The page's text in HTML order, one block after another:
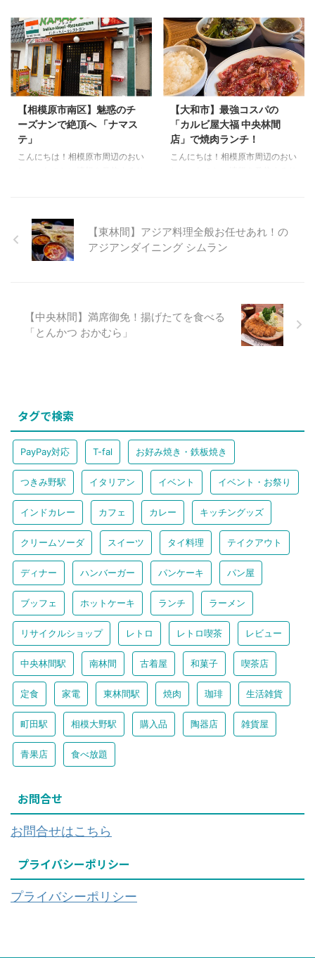
ほどの場所にあるスリランカカレ
ーのお店です。 東急田園都市・
小田急線中央林間駅から歩いて ...
ね？？ 学生さん、カップル、お
友達や会社の人と焼肉いこー！ ...
更新です！ ちょっと年末から仕
事が変わったりとバタバタしてお
りました・・・。 なんだかたく
さんブログを見ていただけている
ようで嬉しいです( ^ω^ ) お店に
はたくさん行っていて発信したい
情報ストックがたくさんあるの
で、もっと更新できるように頑張
ります♪ さて、久しぶりの投稿で
ご紹介したいお店はこちら↓↓↓
出会ってしまった最高に美味しい
タイ料理屋さんをご紹介します！
花門（Come on） 花門（Come
on）さんは、小田急線相模大野
駅から徒歩５分の場所にあるタイ
料理屋です！ 駅近の閑静な住宅
街でランチタイムとディナータイ
ムの両方を営んでらっしゃいま
す。 外観は日本の居酒屋風です
が、店内はタイ居酒屋のようなネ
【相模原市南区】魅惑のチ
ーズナンで絶頂へ 「ナマス
テ」
こんにちは！相模原市周辺のおい
クアウトOK・１，０００円以
下】で食べられる、インド料理屋
さんのご紹介です！ インド料理
う事でコチラのお店をご紹介♪ ナ
マステ（NAMASTE） ナマステ
は、小田急線東林間駅の西口から
【大和市】最強コスパの
「カルビ屋大福 中央林間
店」で焼肉ランチ！
こんにちは！相模原市周辺のおい
て英気を養いましょう〜！ カル
ビ屋大福について カルビ屋大福
中央林間店ってどんなところ？ど
ます。 ただし、店舗の割合のほ
とんどは四国が占めているため、
関東には現在２店舗しか存在して
【東林間】アジア料理全般お任せあれ！の
アジアンダイニング シムラン
【中央林間】満席御免！揚げたてを食べる
「とんかつ おかむら」
タグで検索
PayPay対応 T-fal お好み焼き・鉄板焼き
つきみ野駅 イタリアン イベント イベント・お祭り
インドカレー カフェ カレー キッチングッズ
クリームソーダ スイーツ タイ料理 テイクアウト
ディナー ハンバーガー パンケーキ パン屋
ブッフェ ホットケーキ ランチ ラーメン
リサイクルショップ レトロ レトロ喫茶 レビュー
中央林間駅 南林間 古着屋 和菓子 喫茶店
定食 家電 東林間駅 焼肉 珈琲 生活雑貨
町田駅 相模大野駅 購入品 陶器店 雑貨屋
青果店 食べ放題
お問合せ
お問合せはこちら
プライバシーポリシー
プライバシーポリシー